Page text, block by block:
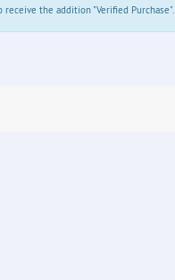
the addition "Verified Purchase".